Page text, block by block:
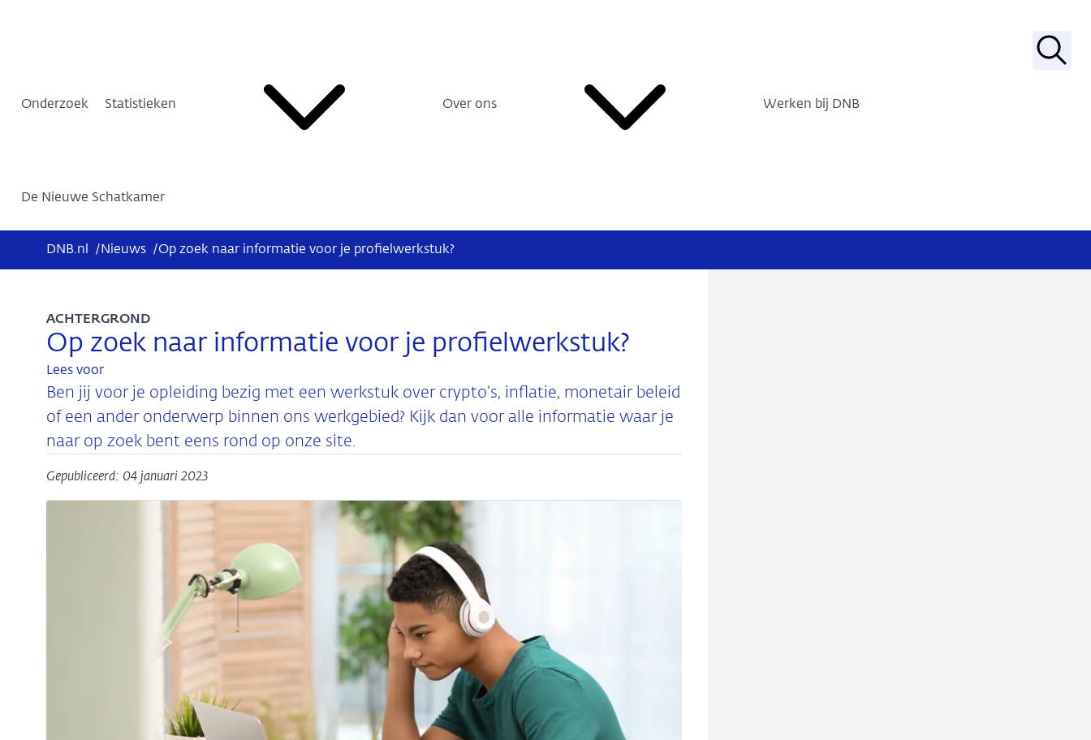
Onderzoek Statistieken Over ons Werken bij DNB
De Nieuwe Schatkamer
Zoek
DNB.nl / Nieuws /Op zoek naar informatie voor je profielwerkstuk?
Op zoek naar informatie voor je profielwerkstuk?
ACHTERGROND
Lees voor
Ben jij voor je opleiding bezig met een werkstuk over crypto’s, inflatie, monetair beleid
of een ander onderwerp binnen ons werkgebied? Kijk dan voor alle informatie waar je
naar op zoek bent eens rond op onze site.
Gepubliceerd: 04 januari 2023